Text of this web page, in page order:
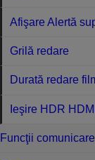
Afişare Alertă
Grilă redare
Durată redare
Ieşire HDR HDMI
Funcţii comunicare